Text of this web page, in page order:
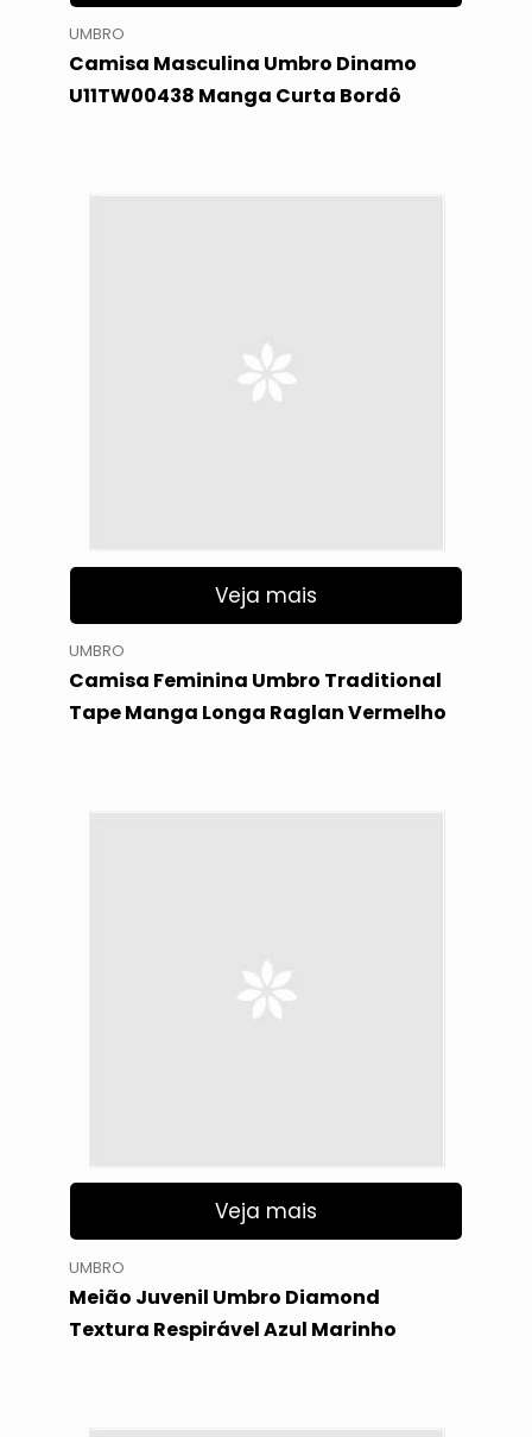
UMBRO
Camisa Masculina Umbro Dinamo
U11TW00438 Manga Curta Bordô
Veja mais
UMBRO
Camisa Feminina Umbro Traditional
Tape Manga Longa Raglan Vermelho
Veja mais
UMBRO
Meião Juvenil Umbro Diamond
Textura Respirável Azul Marinho